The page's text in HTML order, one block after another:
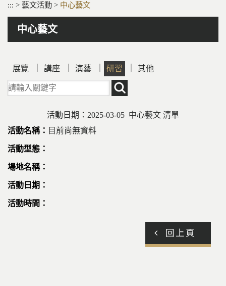
::: > 藝文活動 > 中心藝文
中心藝文
展覽 講座 演藝 研習
其他
請輸入關鍵字
活動日期：2025-03-05 中心藝文 清單
目前尚無資料
回上頁